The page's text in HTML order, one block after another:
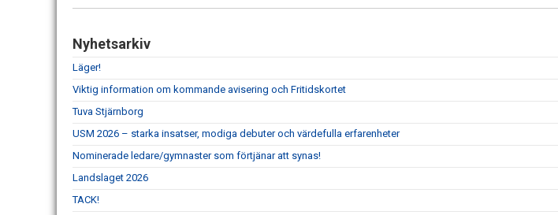
Nyhetsarkiv
Läger!
Viktig information om kommande avisering och Fritidskortet
Tuva Stjärnborg
USM 2026 – starka insatser, modiga debuter och värdefulla erfarenheter
Nominerade ledare/gymnaster som förtjänar att synas!
Landslaget 2026
TACK!